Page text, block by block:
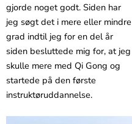
gjorde noget godt. Siden har
jeg søgt det i mere eller mindre
grad indtil jeg for en del år
siden besluttede mig for, at jeg
skulle mere med Qi Gong og
startede på den første
instruktøruddannelse.